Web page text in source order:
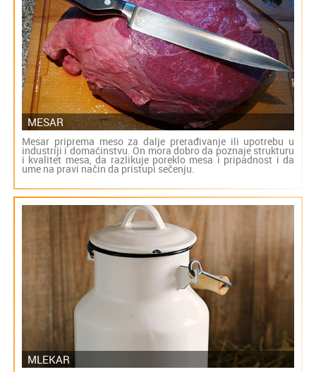
MESAR
Mesar priprema meso za dalje prerađivanje ili upotrebu u
industriji i domaćinstvu. On mora dobro da poznaje strukturu
i kvalitet mesa, da razlikuje poreklo mesa i pripadnost i da
ume na pravi način da pristupi sečenju.
MLEKAR